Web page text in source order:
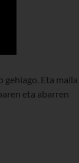
Eta maila
eta abarren